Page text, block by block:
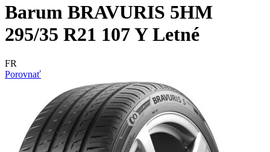
Barum BRAVURIS 5HM
295/35 R21 107 Y Letné
FR
Porovnať